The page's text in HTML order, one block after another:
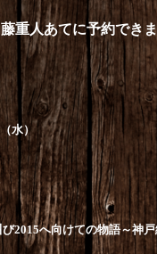
重人あてに予約でき
水）
び2015へ向けての物語～神戸